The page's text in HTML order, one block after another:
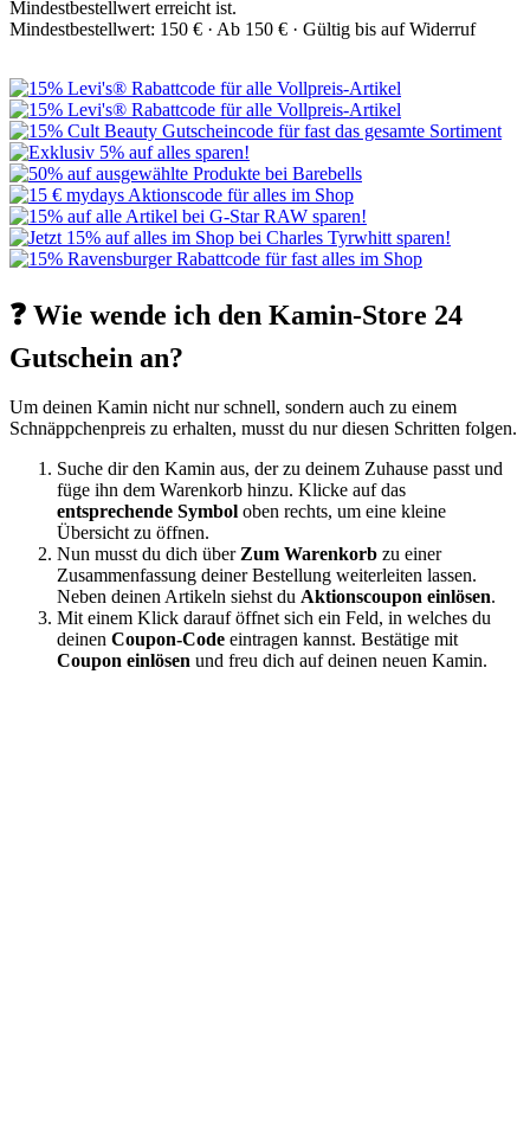
Mindestbestellwert erreicht ist.
Mindestbestellwert: 150 € · Ab 150 € · Gültig bis auf Widerruf
❓ Wie wende ich den Kamin-Store 24
Gutschein an?
Um deinen Kamin nicht nur schnell, sondern auch zu einem
Schnäppchenpreis zu erhalten, musst du nur diesen Schritten folgen.
Suche dir den Kamin aus, der zu deinem Zuhause passt und
füge ihn dem Warenkorb hinzu. Klicke auf das
entsprechende Symbol oben rechts, um eine kleine
Übersicht zu öffnen.
Nun musst du dich überZum Warenkorb zu einer
Zusammenfassung deiner Bestellung weiterleiten lassen.
Neben deinen Artikeln siehst du Aktionscoupon einlösen.
Mit einem Klick darauf öffnet sich ein Feld, in welches du
deinen Coupon-Code eintragen kannst. Bestätige mit
Coupon einlösen und freu dich auf deinen neuen Kamin.